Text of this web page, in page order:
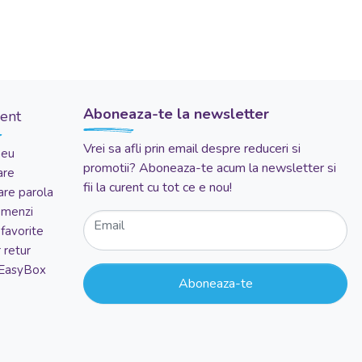
parola
retur
Aboneaza-te la newsletter
Vrei sa afli prin email despre reduceri si
promotii? Aboneaza-te acum la newsletter si
fii la curent cu tot ce e nou!
Email
Aboneaza-te